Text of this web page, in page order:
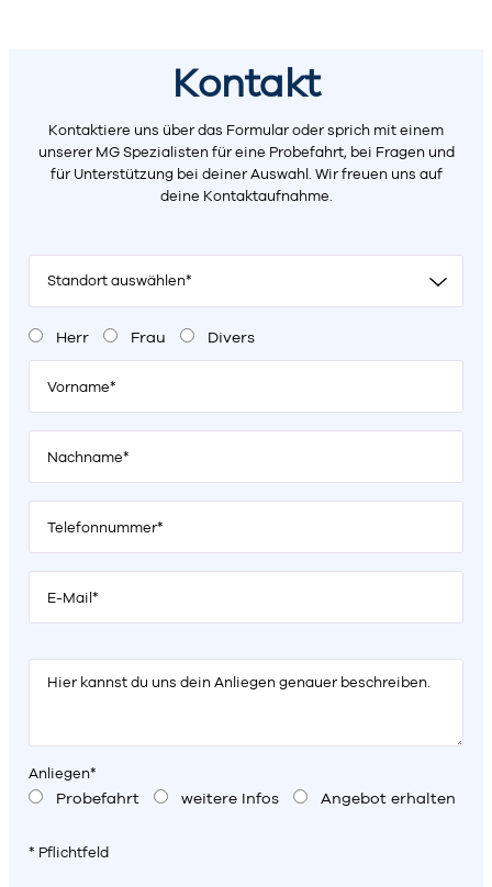
Kontakt
Kontaktiere uns über das Formular oder sprich mit einem
unserer MG Spezialisten für eine Probefahrt, bei Fragen und
für Unterstützung bei deiner Auswahl. Wir freuen uns auf
deine Kontaktaufnahme.
Standort auswählen*
Herr Frau Divers
Anliegen*
Probefahrt weitere Infos Angebot erhalten
* Pflichtfeld